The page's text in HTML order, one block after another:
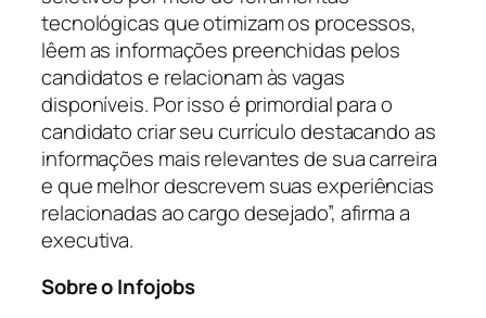
tecnológicas que otimizam os processos,
lêem as informações preenchidas pelos
candidatos e relacionam às vagas
disponíveis. Por isso é primordial para o
candidato criar seu currículo destacando as
informações mais relevantes de sua carreira
e que melhor descrevem suas experiências
relacionadas ao cargo desejado”, afirma a
executiva.
Sobre o Infojobs